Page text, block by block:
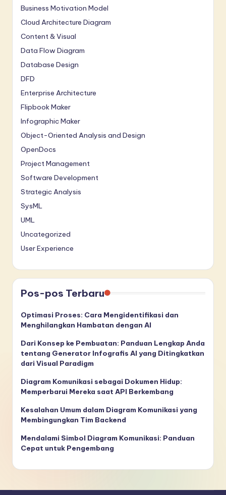
Business Motivation Model
Cloud Architecture Diagram
Content & Visual
Data Flow Diagram
Database Design
DFD
Enterprise Architecture
Flipbook Maker
Infographic Maker
Object-Oriented Analysis and Design
OpenDocs
Project Management
Software Development
Strategic Analysis
SysML
UML
Uncategorized
User Experience
Pos-pos Terbaru
Optimasi Proses: Cara Mengidentifikasi dan
Menghilangkan Hambatan dengan AI
Dari Konsep ke Pembuatan: Panduan Lengkap Anda
tentang Generator Infografis AI yang Ditingkatkan
dari Visual Paradigm
Diagram Komunikasi sebagai Dokumen Hidup:
Memperbarui Mereka saat API Berkembang
Kesalahan Umum dalam Diagram Komunikasi yang
Membingungkan Tim Backend
Mendalami Simbol Diagram Komunikasi: Panduan
Cepat untuk Pengembang